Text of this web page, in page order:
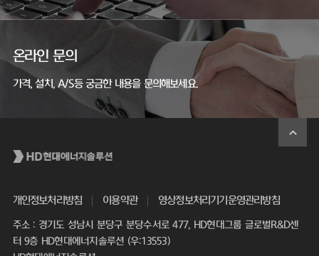
온라인 문의
가격, 설치, A/S등 궁금한 내용을 문의해보세요.
개인정보처리방침 이용약관 영상정보처리기기운영관리방침
주소 : 경기도 성남시 분당구 분당수서로 477, HD현대그룹 글로벌R&D센
터 9층 HD현대에너지솔루션 (우:13553)